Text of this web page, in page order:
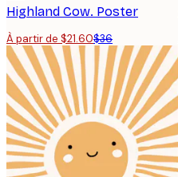
Highland Cow. Poster
À partir de $21.60$36